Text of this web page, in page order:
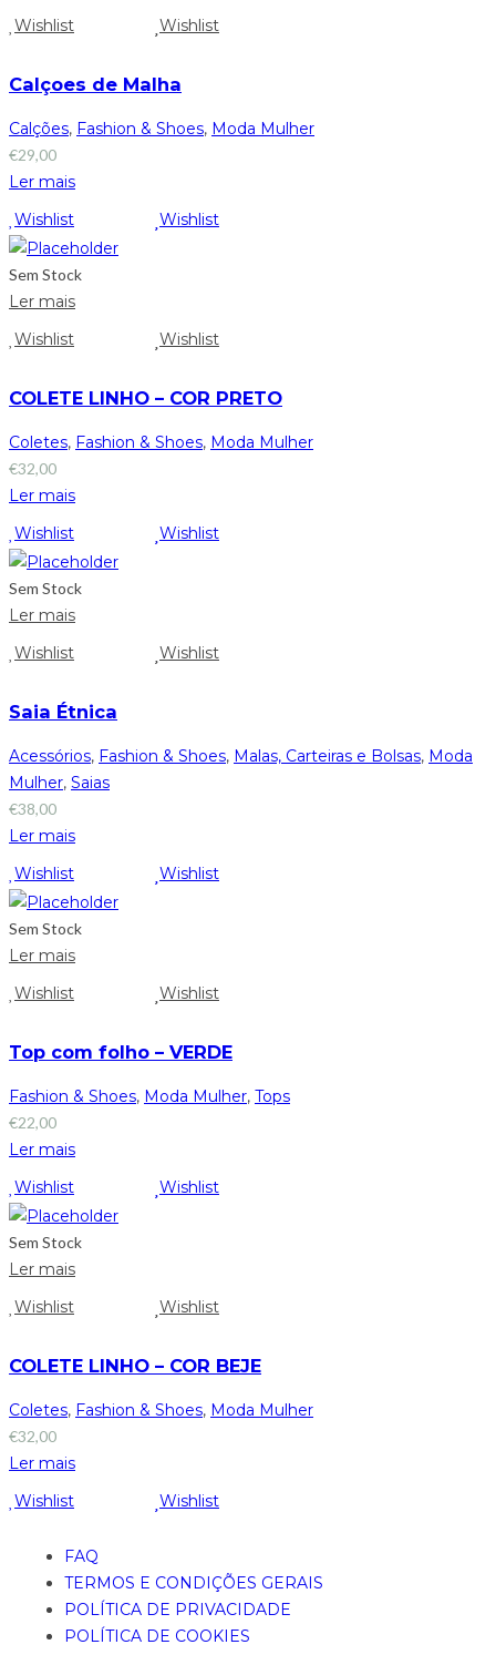
Wishlist Wishlist
Calçoes de Malha
Calções, Fashion & Shoes, Moda Mulher
€29,00
Ler mais
Wishlist
Wishlist
Sem Stock
Ler mais
Wishlist
Wishlist
COLETE LINHO – COR PRETO
Coletes, Fashion & Shoes, Moda Mulher
€32,00
Ler mais
Wishlist
Wishlist
Sem Stock
Ler mais
Wishlist
Wishlist
Saia Étnica
Acessórios, Fashion & Shoes, Malas, Carteiras e Bolsas, Moda
Mulher, Saias
€38,00
Ler mais
Wishlist
Wishlist
Sem Stock
Ler mais
Wishlist
Wishlist
Top com folho – VERDE
Fashion & Shoes, Moda Mulher, Tops
€22,00
Ler mais
Wishlist
Wishlist
Sem Stock
Ler mais
Wishlist
Wishlist
COLETE LINHO – COR BEJE
Coletes, Fashion & Shoes, Moda Mulher
€32,00
Ler mais
Wishlist
Wishlist
FAQ
TERMOS E CONDIÇÕES GERAIS
POLÍTICA DE PRIVACIDADE
POLÍTICA DE COOKIES